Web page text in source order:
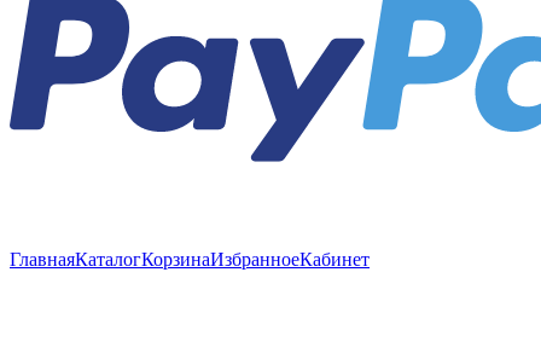
ГлавнаяКаталогКорзинаИзбранноеКабинет